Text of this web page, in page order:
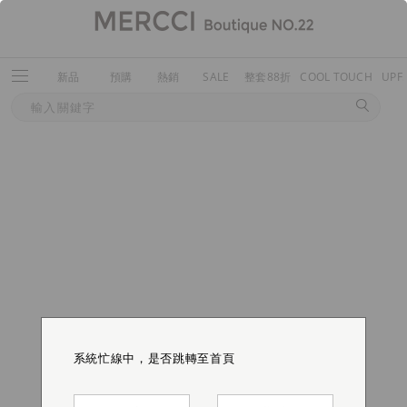
新品 預購 熱銷 SALE 整套88折 COOL TOUCH
系統忙線中，是否跳轉至首頁
系統忙線中，是否跳轉至首頁
系統忙線中，是否跳轉至首頁
系統忙線中，是否跳轉至首頁
系統忙線中，是否跳轉至首頁